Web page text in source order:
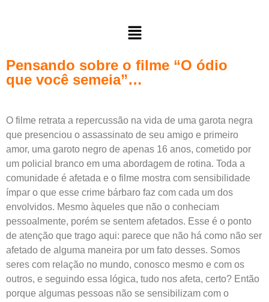
Pensando sobre o filme “O ódio
que você semeia”…
O filme retrata a repercussão na vida de uma garota negra
que presenciou o assassinato de seu amigo e primeiro
amor, uma garoto negro de apenas 16 anos, cometido por
um policial branco em uma abordagem de rotina. Toda a
comunidade é afetada e o filme mostra com sensibilidade
ímpar o que esse crime bárbaro faz com cada um dos
envolvidos. Mesmo àqueles que não o conheciam
pessoalmente, porém se sentem afetados. Esse é o ponto
de atenção que trago aqui: parece que não há como não ser
afetado de alguma maneira por um fato desses. Somos
seres com relação no mundo, conosco mesmo e com os
outros, e seguindo essa lógica, tudo nos afeta, certo? Então
porque algumas pessoas não se sensibilizam com o